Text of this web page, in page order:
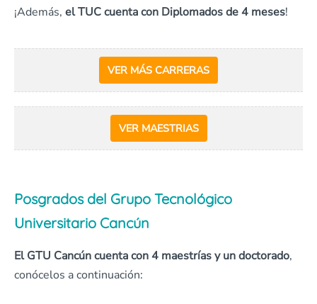
¡Además, el TUC cuenta con Diplomados de 4 meses!
VER MÁS CARRERAS
VER MAESTRIAS
Posgrados del Grupo Tecnológico
Universitario Cancún
El GTU Cancún cuenta con 4 maestrías y un doctorado,
conócelos a continuación: